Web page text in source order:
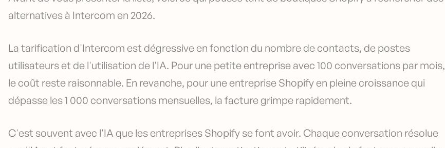
alternatives à Intercom en 2026.
La tarification d'Intercom est dégressive en fonction du nombre de contacts, de postes
utilisateurs et de l'utilisation de l'IA. Pour une petite entreprise avec 100 conversations par mois,
le coût reste raisonnable. En revanche, pour une entreprise Shopify en pleine croissance qui
dépasse les 1 000 conversations mensuelles, la facture grimpe rapidement.
C'est souvent avec l'IA que les entreprises Shopify se font avoir. Chaque conversation résolue